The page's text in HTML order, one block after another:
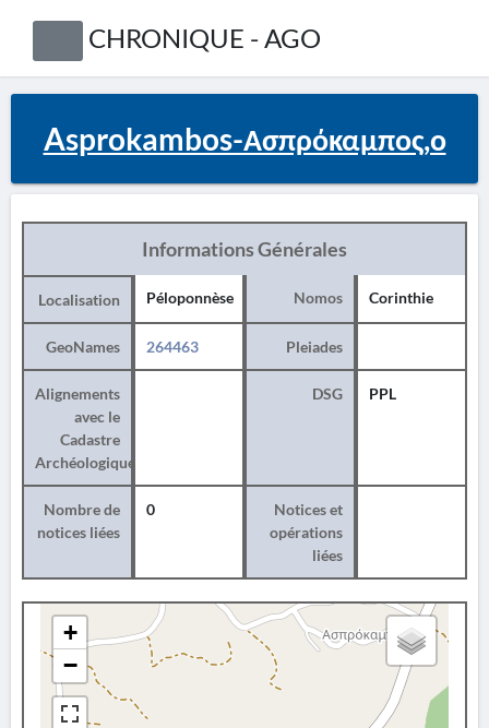
CHRONIQUE - AGO
Asprokambos-Ασπρόκαμπος,ο
Informations Générales
Localisation Péloponnèse Nomos Corinthie
GeoNames 264463 Pleiades
Alignements
avec le
Cadastre
Archéologique
DSG PPL
Nombre de
notices liées
0
Notices et
opérations
liées
+
−